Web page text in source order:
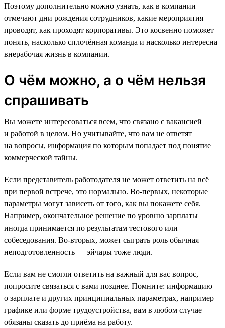
Поэтому дополнительно можно узнать, как в компании
отмечают дни рождения сотрудников, какие мероприятия
проводят, как проходят корпоративы. Это косвенно поможет
понять, насколько сплочённая команда и насколько интересна
внерабочая жизнь в компании.
О чём можно, а о чём нельзя
спрашивать
Вы можете интересоваться всем, что связано с вакансией
и работой в целом. Но учитывайте, что вам не ответят
на вопросы, информация по которым попадает под понятие
коммерческой тайны.
Если представитель работодателя не может ответить на всё
при первой встрече, это нормально. Во-первых, некоторые
параметры могут зависеть от того, как вы покажете себя.
Например, окончательное решение по уровню зарплаты
иногда принимается по результатам тестового или
собеседования. Во-вторых, может сыграть роль обычная
неподготовленность — эйчары тоже люди.
Если вам не смогли ответить на важный для вас вопрос,
попросите связаться с вами позднее. Помните: информацию
о зарплате и других принципиальных параметрах, например
графике или форме трудоустройства, вам в любом случае
обязаны сказать до приёма на работу.